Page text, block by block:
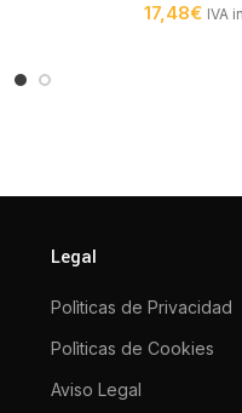
17,48€ IVA
Legal
Polìticas de Privacidad
Polìticas de Cookies
Aviso Legal